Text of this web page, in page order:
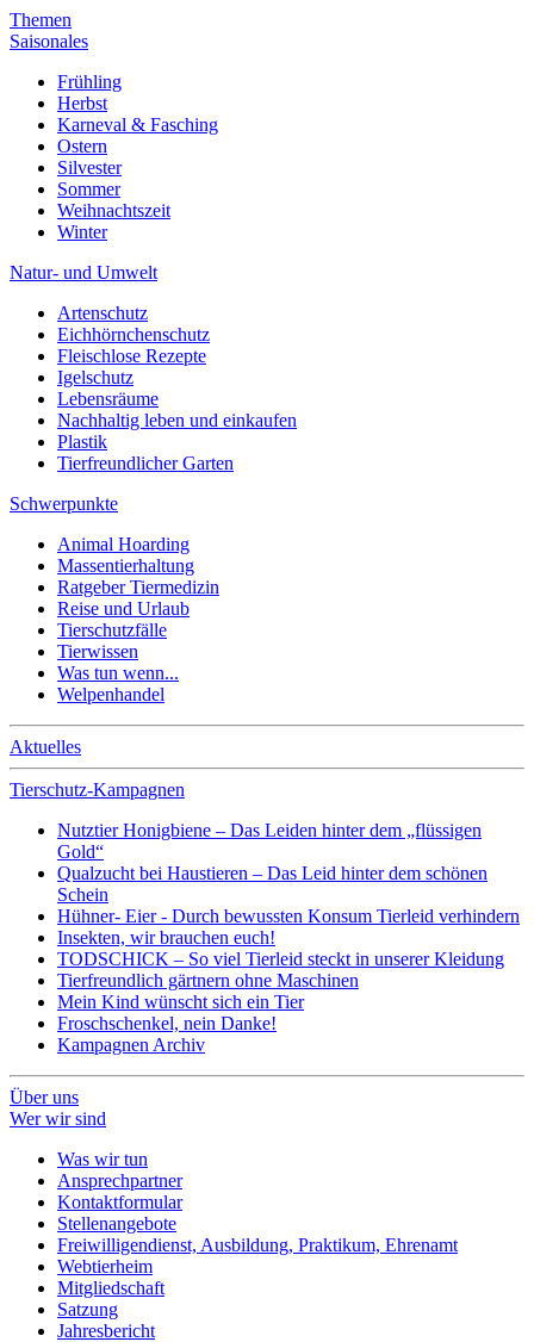
Themen
Saisonales
Frühling
Herbst
Karneval & Fasching
Ostern
Silvester
Sommer
Weihnachtszeit
Winter
Natur- und Umwelt
Artenschutz
Eichhörnchenschutz
Fleischlose Rezepte
Igelschutz
Lebensräume
Nachhaltig leben und einkaufen
Plastik
Tierfreundlicher Garten
Schwerpunkte
Animal Hoarding
Massentierhaltung
Ratgeber Tiermedizin
Reise und Urlaub
Tierschutzfälle
Tierwissen
Was tun wenn...
Welpenhandel
Aktuelles
Tierschutz-Kampagnen
Nutztier Honigbiene – Das Leiden hinter dem „flüssigen
Gold“
Qualzucht bei Haustieren – Das Leid hinter dem schönen
Schein
Hühner- Eier - Durch bewussten Konsum Tierleid verhindern
Insekten, wir brauchen euch!
TODSCHICK – So viel Tierleid steckt in unserer Kleidung
Tierfreundlich gärtnern ohne Maschinen
Mein Kind wünscht sich ein Tier
Froschschenkel, nein Danke!
Kampagnen Archiv
Über uns
Wer wir sind
Was wir tun
Ansprechpartner
Kontaktformular
Stellenangebote
Freiwilligendienst, Ausbildung, Praktikum, Ehrenamt
Webtierheim
Mitgliedschaft
Satzung
Jahresbericht